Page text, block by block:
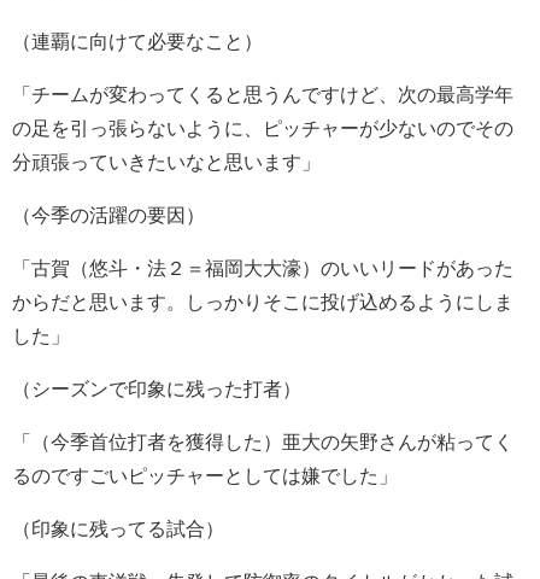
（連覇に向けて必要なこと）
「チームが変わってくると思うんですけど、次の最高学年
の足を引っ張らないように、ピッチャーが少ないのでその
分頑張っていきたいなと思います」
（今季の活躍の要因）
「古賀（悠斗・法２＝福岡大大濠）のいいリードがあった
からだと思います。しっかりそこに投げ込めるようにしま
した」
（シーズンで印象に残った打者）
「（今季首位打者を獲得した）亜大の矢野さんが粘ってく
るのですごいピッチャーとしては嫌でした」
（印象に残ってる試合）